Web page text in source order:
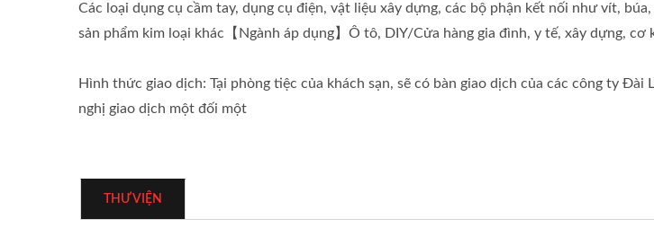
Các loại dụng cụ cầm tay, dụng cụ điện, vật liệu xây dựng, các bộ phận kết nối như vít,
sản phẩm kim loại khác【Ngành áp dụng】Ô tô, DIY/Cửa hàng gia đình, y tế, xây dựng, cơ
Hình thức giao dịch: Tại phòng tiệc của khách sạn, sẽ có bàn giao dịch của các công ty Đài
nghị giao dịch một đối một
THƯ VIỆN